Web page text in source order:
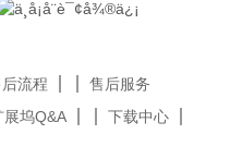
流程
售后服务
展坞Q&A 下载中心